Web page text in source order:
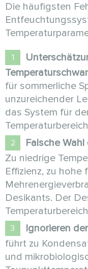
Die häufigsten
für sommerliche
unzureichender
das System für
Falsche
Zu niedrige
Effizienz, zu hohe
Desikants. Der
Ignorieren
führt zu
und